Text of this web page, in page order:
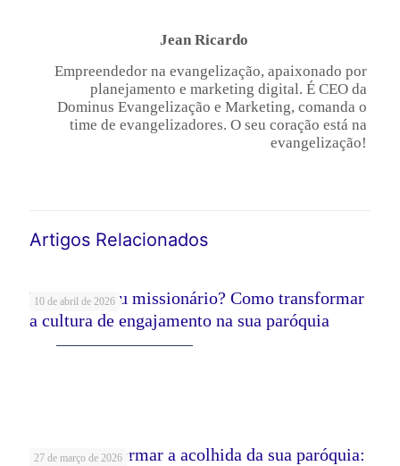
Jean Ricardo
Empreendedor na evangelização, apaixonado por
planejamento e marketing digital. É CEO da
Dominus Evangelização e Marketing, comanda o
time de evangelizadores. O seu coração está na
evangelização!
Artigos Relacionados
10 de abril de 2026
Voluntário ou missionário? Como transformar
a cultura de engajamento na sua paróquia
27 de março de 2026
Como transformar a acolhida da sua paróquia: